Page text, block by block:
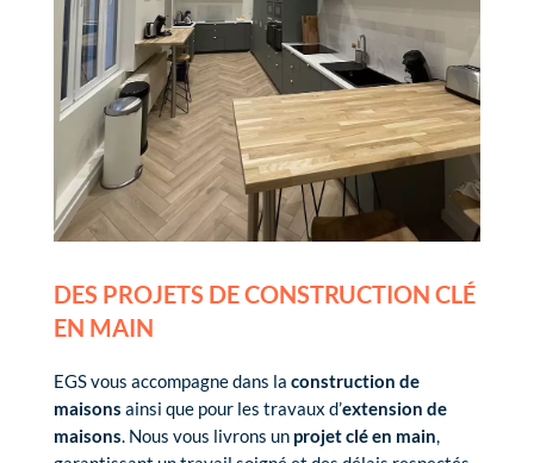
DES PROJETS DE CONSTRUCTION CLÉ
EN MAIN
EGS vous accompagne dans la construction de
maisons ainsi que pour les travaux d’extension de
maisons. Nous vous livrons un projet clé en main,